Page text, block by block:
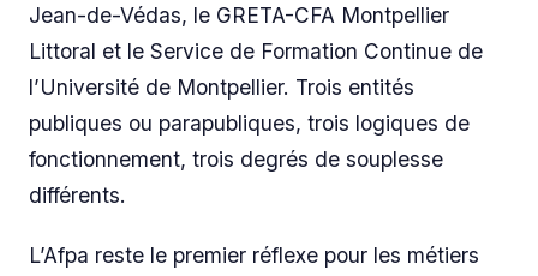
Jean-de-Védas, le GRETA-CFA Montpellier
Littoral et le Service de Formation Continue de
l’Université de Montpellier. Trois entités
publiques ou parapubliques, trois logiques de
fonctionnement, trois degrés de souplesse
différents.
L’Afpa reste le premier réflexe pour les métiers